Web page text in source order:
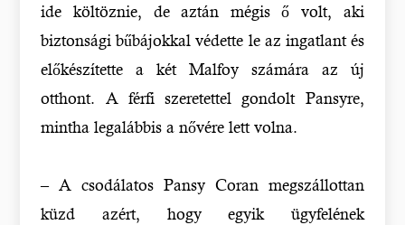
ide költöznie, de aztán mégis ő volt, aki
biztonsági bűbájokkal védette le az ingatlant és
előkészítette a két Malfoy számára az új
otthont. A férfi szeretettel gondolt Pansyre,
mintha legalábbis a nővére lett volna.
– A csodálatos Pansy Coran megszállottan
küzd azért, hogy egyik ügyfelének